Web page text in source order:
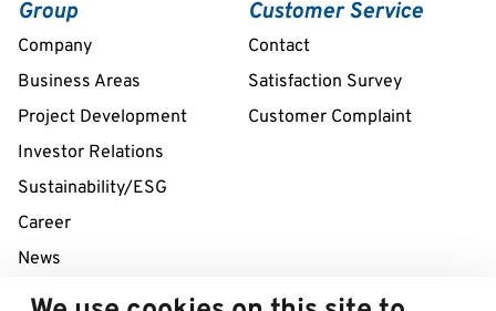
Group
Company
Business Areas
Project Development
Investor Relations
Sustainability/ESG
Career
News
Customer Service
Contact
Satisfaction Survey
Customer Complaint